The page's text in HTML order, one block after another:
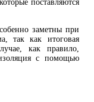
поставляются
заметны при
так как итоговая
как правило,
с помощью